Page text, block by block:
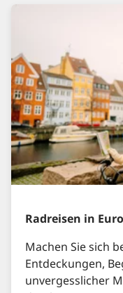
Radreisen in
Machen Sie sich
Entdeckungen,
unvergesslicher